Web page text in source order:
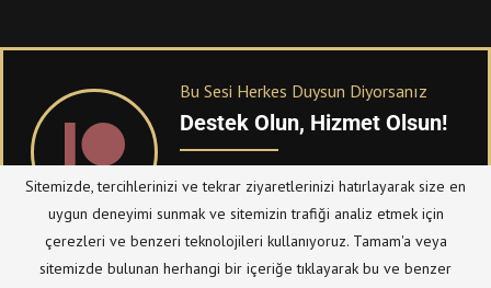
Bu Sesi Herkes Duysun Diyorsanız
Destek Olun, Hizmet Olsun!
PATREONüzerinden sitemize bağışta
bulanabilirsiniz.
Sitemizde, tercihlerinizi ve tekrar ziyaretlerinizi hatırlayarak size en
uygun deneyimi sunmak ve sitemizin trafiği analiz etmek için
çerezleri ve benzeri teknolojileri kullanıyoruz. Tamam'a veya
sitemizde bulunan herhangi bir içeriğe tıklayarak bu ve benzer